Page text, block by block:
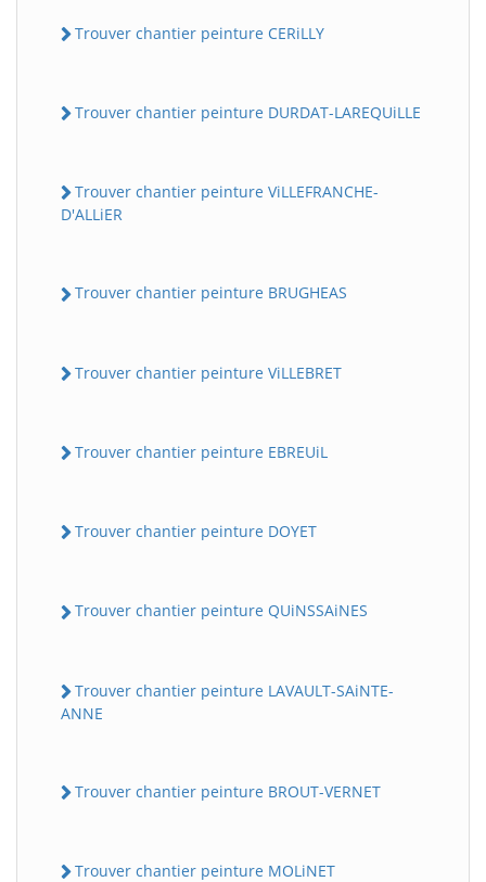
Trouver chantier peinture CERiLLY
Trouver chantier peinture DURDAT-LAREQUiLLE
Trouver chantier peinture ViLLEFRANCHE-
D'ALLiER
Trouver chantier peinture BRUGHEAS
Trouver chantier peinture ViLLEBRET
Trouver chantier peinture EBREUiL
Trouver chantier peinture DOYET
Trouver chantier peinture QUiNSSAiNES
Trouver chantier peinture LAVAULT-SAiNTE-
ANNE
Trouver chantier peinture BROUT-VERNET
Trouver chantier peinture MOLiNET